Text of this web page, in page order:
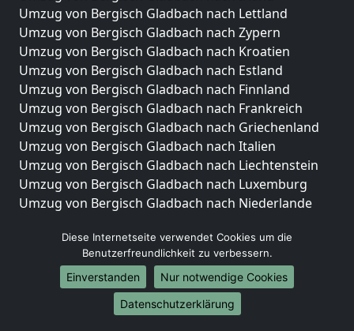
Umzug von Bergisch Gladbach nach Lettland
Umzug von Bergisch Gladbach nach Zypern
Umzug von Bergisch Gladbach nach Kroatien
Umzug von Bergisch Gladbach nach Estland
Umzug von Bergisch Gladbach nach Finnland
Umzug von Bergisch Gladbach nach Frankreich
Umzug von Bergisch Gladbach nach Griechenland
Umzug von Bergisch Gladbach nach Italien
Umzug von Bergisch Gladbach nach Liechtenstein
Umzug von Bergisch Gladbach nach Luxemburg
Umzug von Bergisch Gladbach nach Niederlande
Umzüge-Deutschlandweit
Umzug von Bergisch Gladbach nach Berlin
Umzug von Bergisch Gladbach nach Hamburg
Umzug von Bergisch Gladbach nach München
Diese Internetseite verwendet Cookies um die
Benutzerfreundlichkeit zu verbessern.
Einverstanden
Nur notwendige Cookies
Datenschutzerklärung